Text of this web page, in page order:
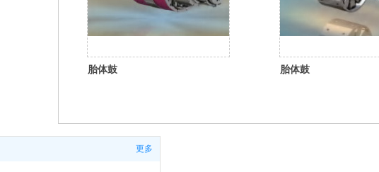
胎体鼓 胎体鼓
更多